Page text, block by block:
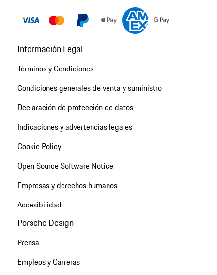
Información Legal
Términos y Condiciones
Condiciones generales de venta y suministro
Declaración de protección de datos
Indicaciones y advertencias legales
Cookie Policy
Open Source Software Notice
Empresas y derechos humanos
Accesibilidad
Porsche Design
Prensa
Empleos y Carreras